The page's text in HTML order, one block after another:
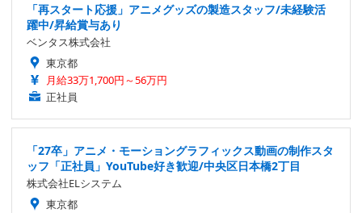
「再スタート応援」アニメグッズの製造スタッフ/未経験活
躍中/昇給賞与あり
ベンタス株式会社
東京都
月給33万1,700円～56万円
正社員
「27卒」アニメ・モーショングラフィックス動画の制作スタ
ッフ「正社員」YouTube好き歓迎/中央区日本橋2丁目
株式会社ELシステム
東京都